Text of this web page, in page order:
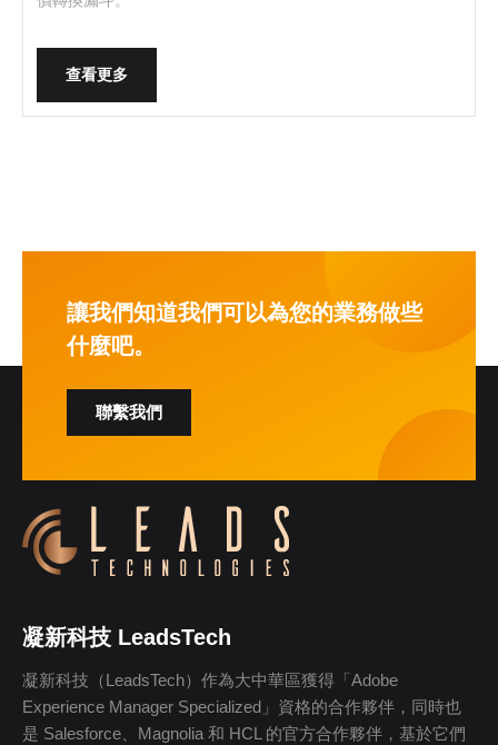
查看更多
讓我們知道我們可以為您的業務做些
什麼吧。
聯繫我們
凝新科技 LeadsTech
凝新科技（LeadsTech）作為大中華區獲得「Adobe
Experience Manager Specialized」資格的合作夥伴，同時也
是 Salesforce、Magnolia 和 HCL 的官方合作夥伴，基於它們